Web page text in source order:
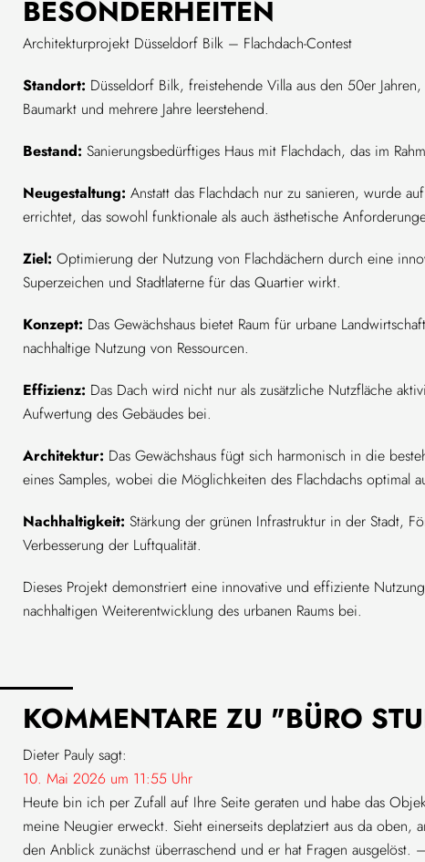
BESONDERHEITEN
Architekturprojekt Düsseldorf Bilk – Flachdach-Contest
Standort: Düsseldorf Bilk, freistehende Villa aus den 50er
Baumarkt und mehrere Jahre leerstehend.
Bestand: Sanierungsbedürftiges Haus mit Flachdach, das im
Neugestaltung: Anstatt das Flachdach nur zu sanieren, wurde
errichtet, das sowohl funktionale als auch ästhetische
Ziel: Optimierung der Nutzung von Flachdächern durch eine
Superzeichen und Stadtlaterne für das Quartier wirkt.
Konzept: Das Gewächshaus bietet Raum für urbane
nachhaltige Nutzung von Ressourcen.
Effizienz: Das Dach wird nicht nur als zusätzliche Nutzfläche
Aufwertung des Gebäudes bei.
Architektur: Das Gewächshaus fügt sich harmonisch in die
eines Samples, wobei die Möglichkeiten des Flachdachs optimal
Nachhaltigkeit: Stärkung der grünen Infrastruktur in der Stadt,
Verbesserung der Luftqualität.
Dieses Projekt demonstriert eine innovative und effiziente
nachhaltigen Weiterentwicklung des urbanen Raums bei.
KOMMENTARE ZU "BÜRO
Dieter Pauly sagt:
10. Mai 2026 um 11:55 Uhr
Heute bin ich per Zufall auf Ihre Seite geraten und habe das
meine Neugier erweckt. Sieht einerseits deplatziert aus da oben,
den Anblick zunächst überraschend und er hat Fragen